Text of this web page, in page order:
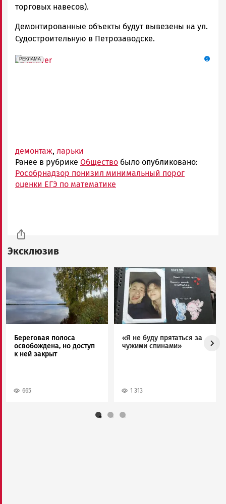
торговых навесов).
Демонтированные объекты будут вывезены на ул.
Судостроительную в Петрозаводске.
erid: 2SDnjf467GP
РЕКЛАМА
Реклама
демонтаж, ларьки
Ранее в рубрике Общество было опубликовано:
Рособрнадзор понизил минимальный порог
оценки ЕГЭ по математике
Эксклюзив
Береговая полоса
освобождена, но доступ
к ней закрыт
665
Image
«Я не буду прятаться за
чужими спинами»
1 313